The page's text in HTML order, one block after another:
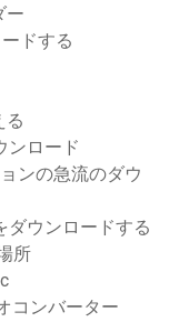
ー
ドする
る
ンロード
ンの急流のダウ
ダウンロードする
所
コンバーター